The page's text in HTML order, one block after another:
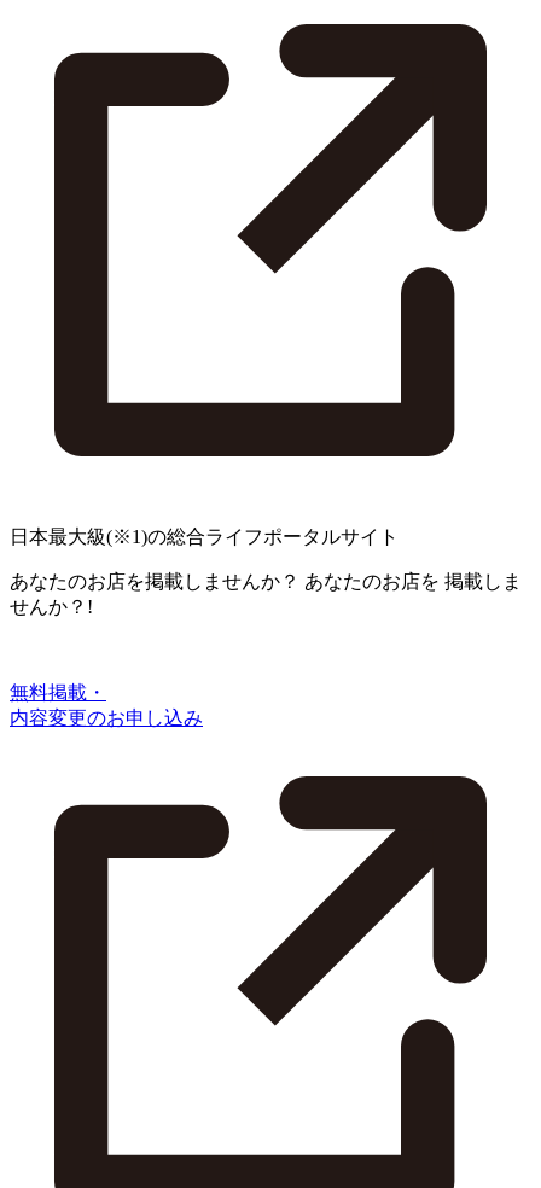
日本最大級(※1)の総合ライフポータルサイト
あなたのお店を掲載しませんか？ あなたのお店を 掲載しま
せんか？!
無料掲載・
内容変更のお申し込み